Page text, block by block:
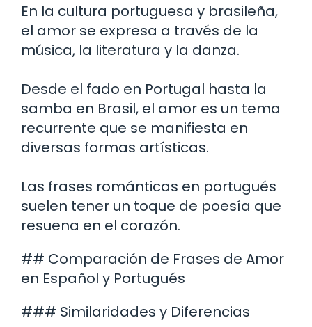
En la cultura portuguesa y brasileña,
el amor se expresa a través de la
música, la literatura y la danza.
Desde el fado en Portugal hasta la
samba en Brasil, el amor es un tema
recurrente que se manifiesta en
diversas formas artísticas.
Las frases románticas en portugués
suelen tener un toque de poesía que
resuena en el corazón.
## Comparación de Frases de Amor
en Español y Portugués
### Similaridades y Diferencias